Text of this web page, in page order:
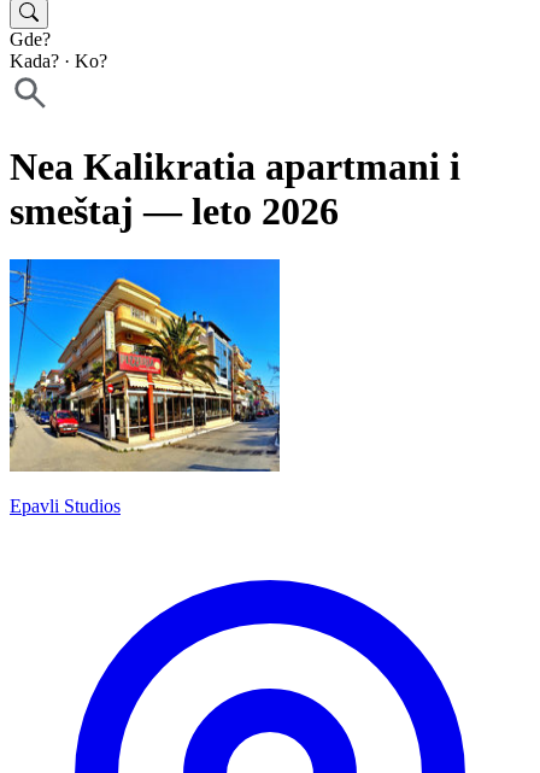
Gde?
Kada? · Ko?
Nea Kalikratia apartmani i
smeštaj — leto 2026
Epavli Studios